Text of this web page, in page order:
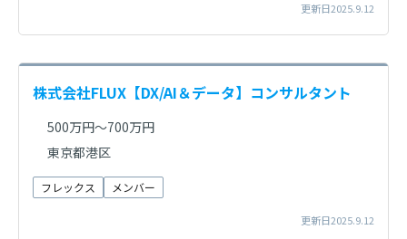
更新日2025.9.12
株式会社FLUX【DX/AI＆データ】コンサルタント
500万円～700万円
東京都港区
フレックス メンバー
更新日2025.9.12